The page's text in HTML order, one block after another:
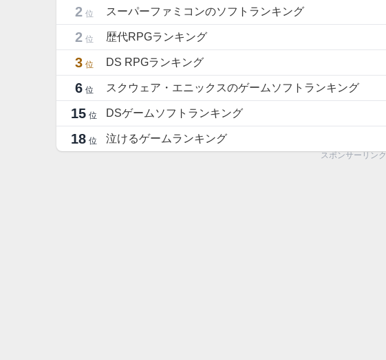
2 位 スーパーファミコンのソフトランキング
2 位 歴代RPGランキング
3 位 DS RPGランキング
6 位 スクウェア・エニックスのゲームソフトランキング
15 位 DSゲームソフトランキング
18 位 泣けるゲームランキング
スポンサーリンク